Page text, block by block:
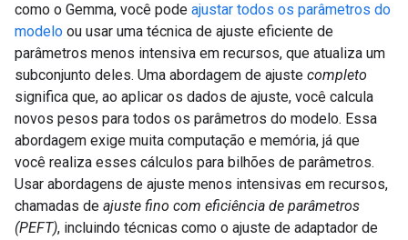
como o Gemma, você pode ajustar todos os parâmetros do
modelo ou usar uma técnica de ajuste eficiente de
parâmetros menos intensiva em recursos, que atualiza um
subconjunto deles. Uma abordagem de ajuste completo
significa que, ao aplicar os dados de ajuste, você calcula
novos pesos para todos os parâmetros do modelo. Essa
abordagem exige muita computação e memória, já que
você realiza esses cálculos para bilhões de parâmetros.
Usar abordagens de ajuste menos intensivas em recursos,
chamadas de ajuste fino com eficiência de parâmetros
(PEFT), incluindo técnicas como o ajuste de adaptador de